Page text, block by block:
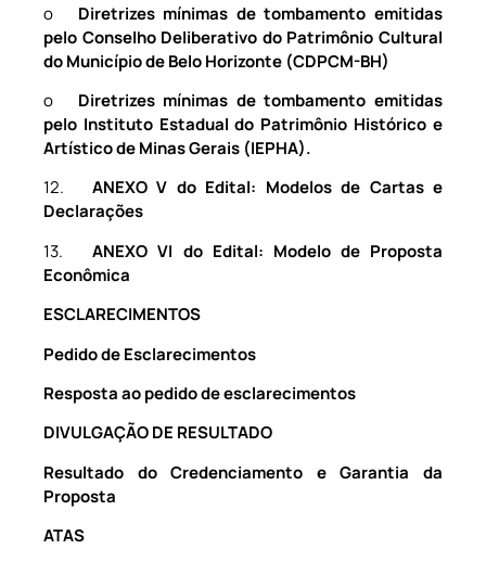
o Diretrizes mínimas de tombamento emitidas
pelo Conselho Deliberativo do Patrimônio Cultural
do Município de Belo Horizonte (CDPCM-BH)
o Diretrizes mínimas de tombamento emitidas
pelo Instituto Estadual do Patrimônio Histórico e
Artístico de Minas Gerais (IEPHA).
12. ANEXO V do Edital: Modelos de Cartas e
Declarações
13.ANEXO VI do Edital: Modelo de Proposta
Econômica
ESCLARECIMENTOS
Pedido de Esclarecimentos
Resposta ao pedido de esclarecimentos
DIVULGAÇÃO DE RESULTADO
Resultado do Credenciamento e Garantia da
Proposta
ATAS